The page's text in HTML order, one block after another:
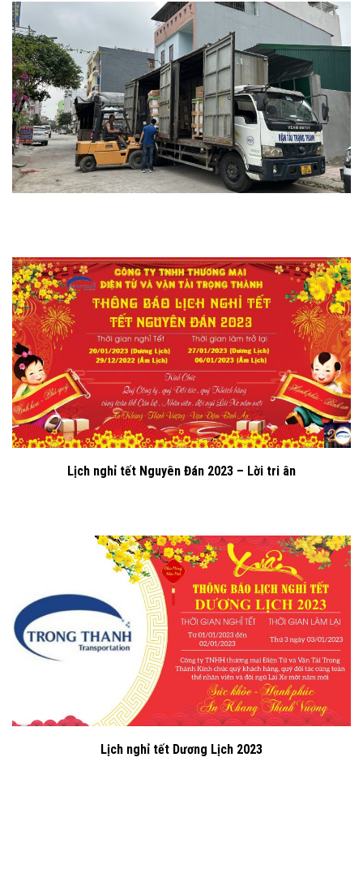
Lịch nghỉ tết Nguyên Đán 2023 – Lời tri ân
Lịch nghỉ tết Dương Lịch 2023